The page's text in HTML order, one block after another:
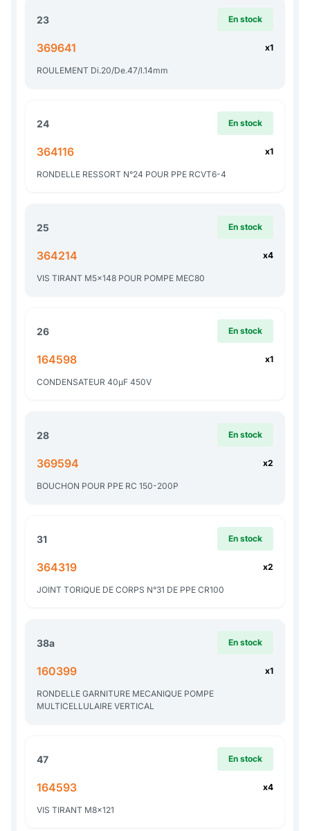
23 En stock
369641 x1
ROULEMENT Di.20/De.47/l.14mm
24 En stock
364116 x1
RONDELLE RESSORT N°24 POUR PPE RCVT6-4
25 En stock
364214 x4
VIS TIRANT M5x148 POUR POMPE MEC80
26 En stock
164598 x1
CONDENSATEUR 40µF 450V
28 En stock
369594 x2
BOUCHON POUR PPE RC 150-200P
31 En stock
364319 x2
JOINT TORIQUE DE CORPS N°31 DE PPE CR100
38a En stock
160399 x1
RONDELLE GARNITURE MECANIQUE POMPE
MULTICELLULAIRE VERTICAL
47 En stock
164593 x4
VIS TIRANT M8x121